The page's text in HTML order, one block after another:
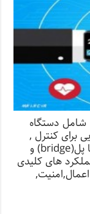
سخت افزار به کار رفته در سیستم های IoT شامل دستگاه
برای کنترل ,
سرورها, یک دستگاه مسیریابی (routing)یا پل(bridge) و
های کلیدی